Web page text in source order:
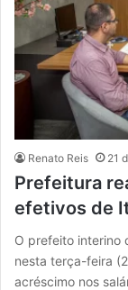
Renato Reis 21
Prefeitura
efetivos de
O prefeito interino
nesta terça-feira
acréscimo nos